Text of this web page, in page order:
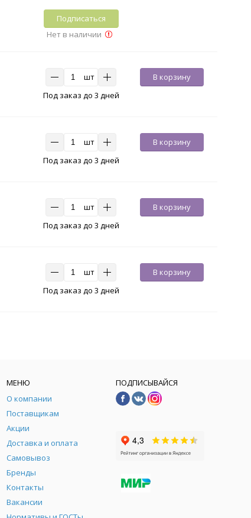
Подписаться
Нет в наличии
шт
В корзину
Под заказ до 3 дней
шт
В корзину
Под заказ до 3 дней
шт
В корзину
Под заказ до 3 дней
шт
В корзину
Под заказ до 3 дней
МЕНЮ
О компании
Поставщикам
Акции
Доставка и оплата
Самовывоз
Бренды
Контакты
Вакансии
ПОДПИСЫВАЙСЯ